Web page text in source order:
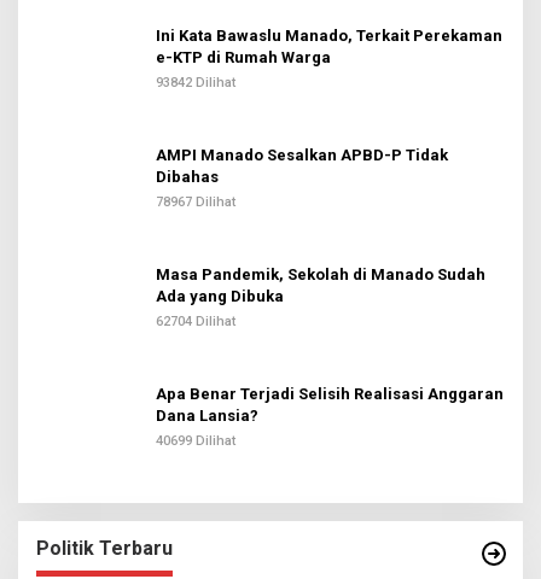
Ini Kata Bawaslu Manado, Terkait Perekaman
e-KTP di Rumah Warga
93842 Dilihat
AMPI Manado Sesalkan APBD-P Tidak
Dibahas
78967 Dilihat
Masa Pandemik, Sekolah di Manado Sudah
Ada yang Dibuka
62704 Dilihat
Apa Benar Terjadi Selisih Realisasi Anggaran
Dana Lansia?
40699 Dilihat
Politik Terbaru